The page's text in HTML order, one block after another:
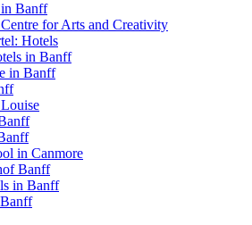
Banff
for Arts and Creativity
Hotels
in Banff
in Banff
in Canmore
Banff
in Banff